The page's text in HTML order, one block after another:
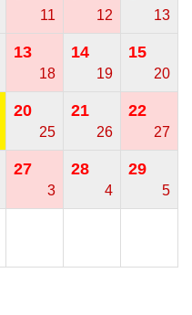
11 12 13
13
18
14
19
15
20
20
25
21
26
22
27
27
3
28
4
29
5